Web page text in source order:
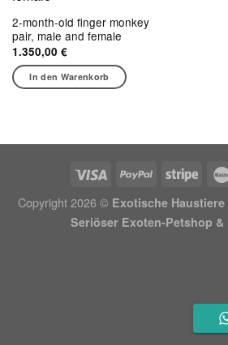
2-month-old finger monkey
pair, male and female
1.350,00 €
In den Warenkorb
Copyright 2026 © Exotische
Seriöser Exoten-Petshop &